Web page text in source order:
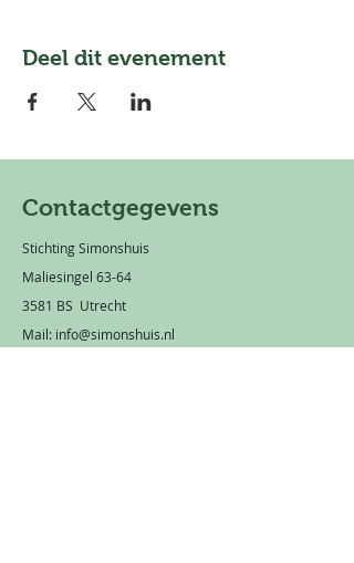
Deel dit evenement
Contactgegevens
Stichting Simonshuis
Maliesingel 63-64
3581 BS Utrecht
Mail: info@simonshuis.nl